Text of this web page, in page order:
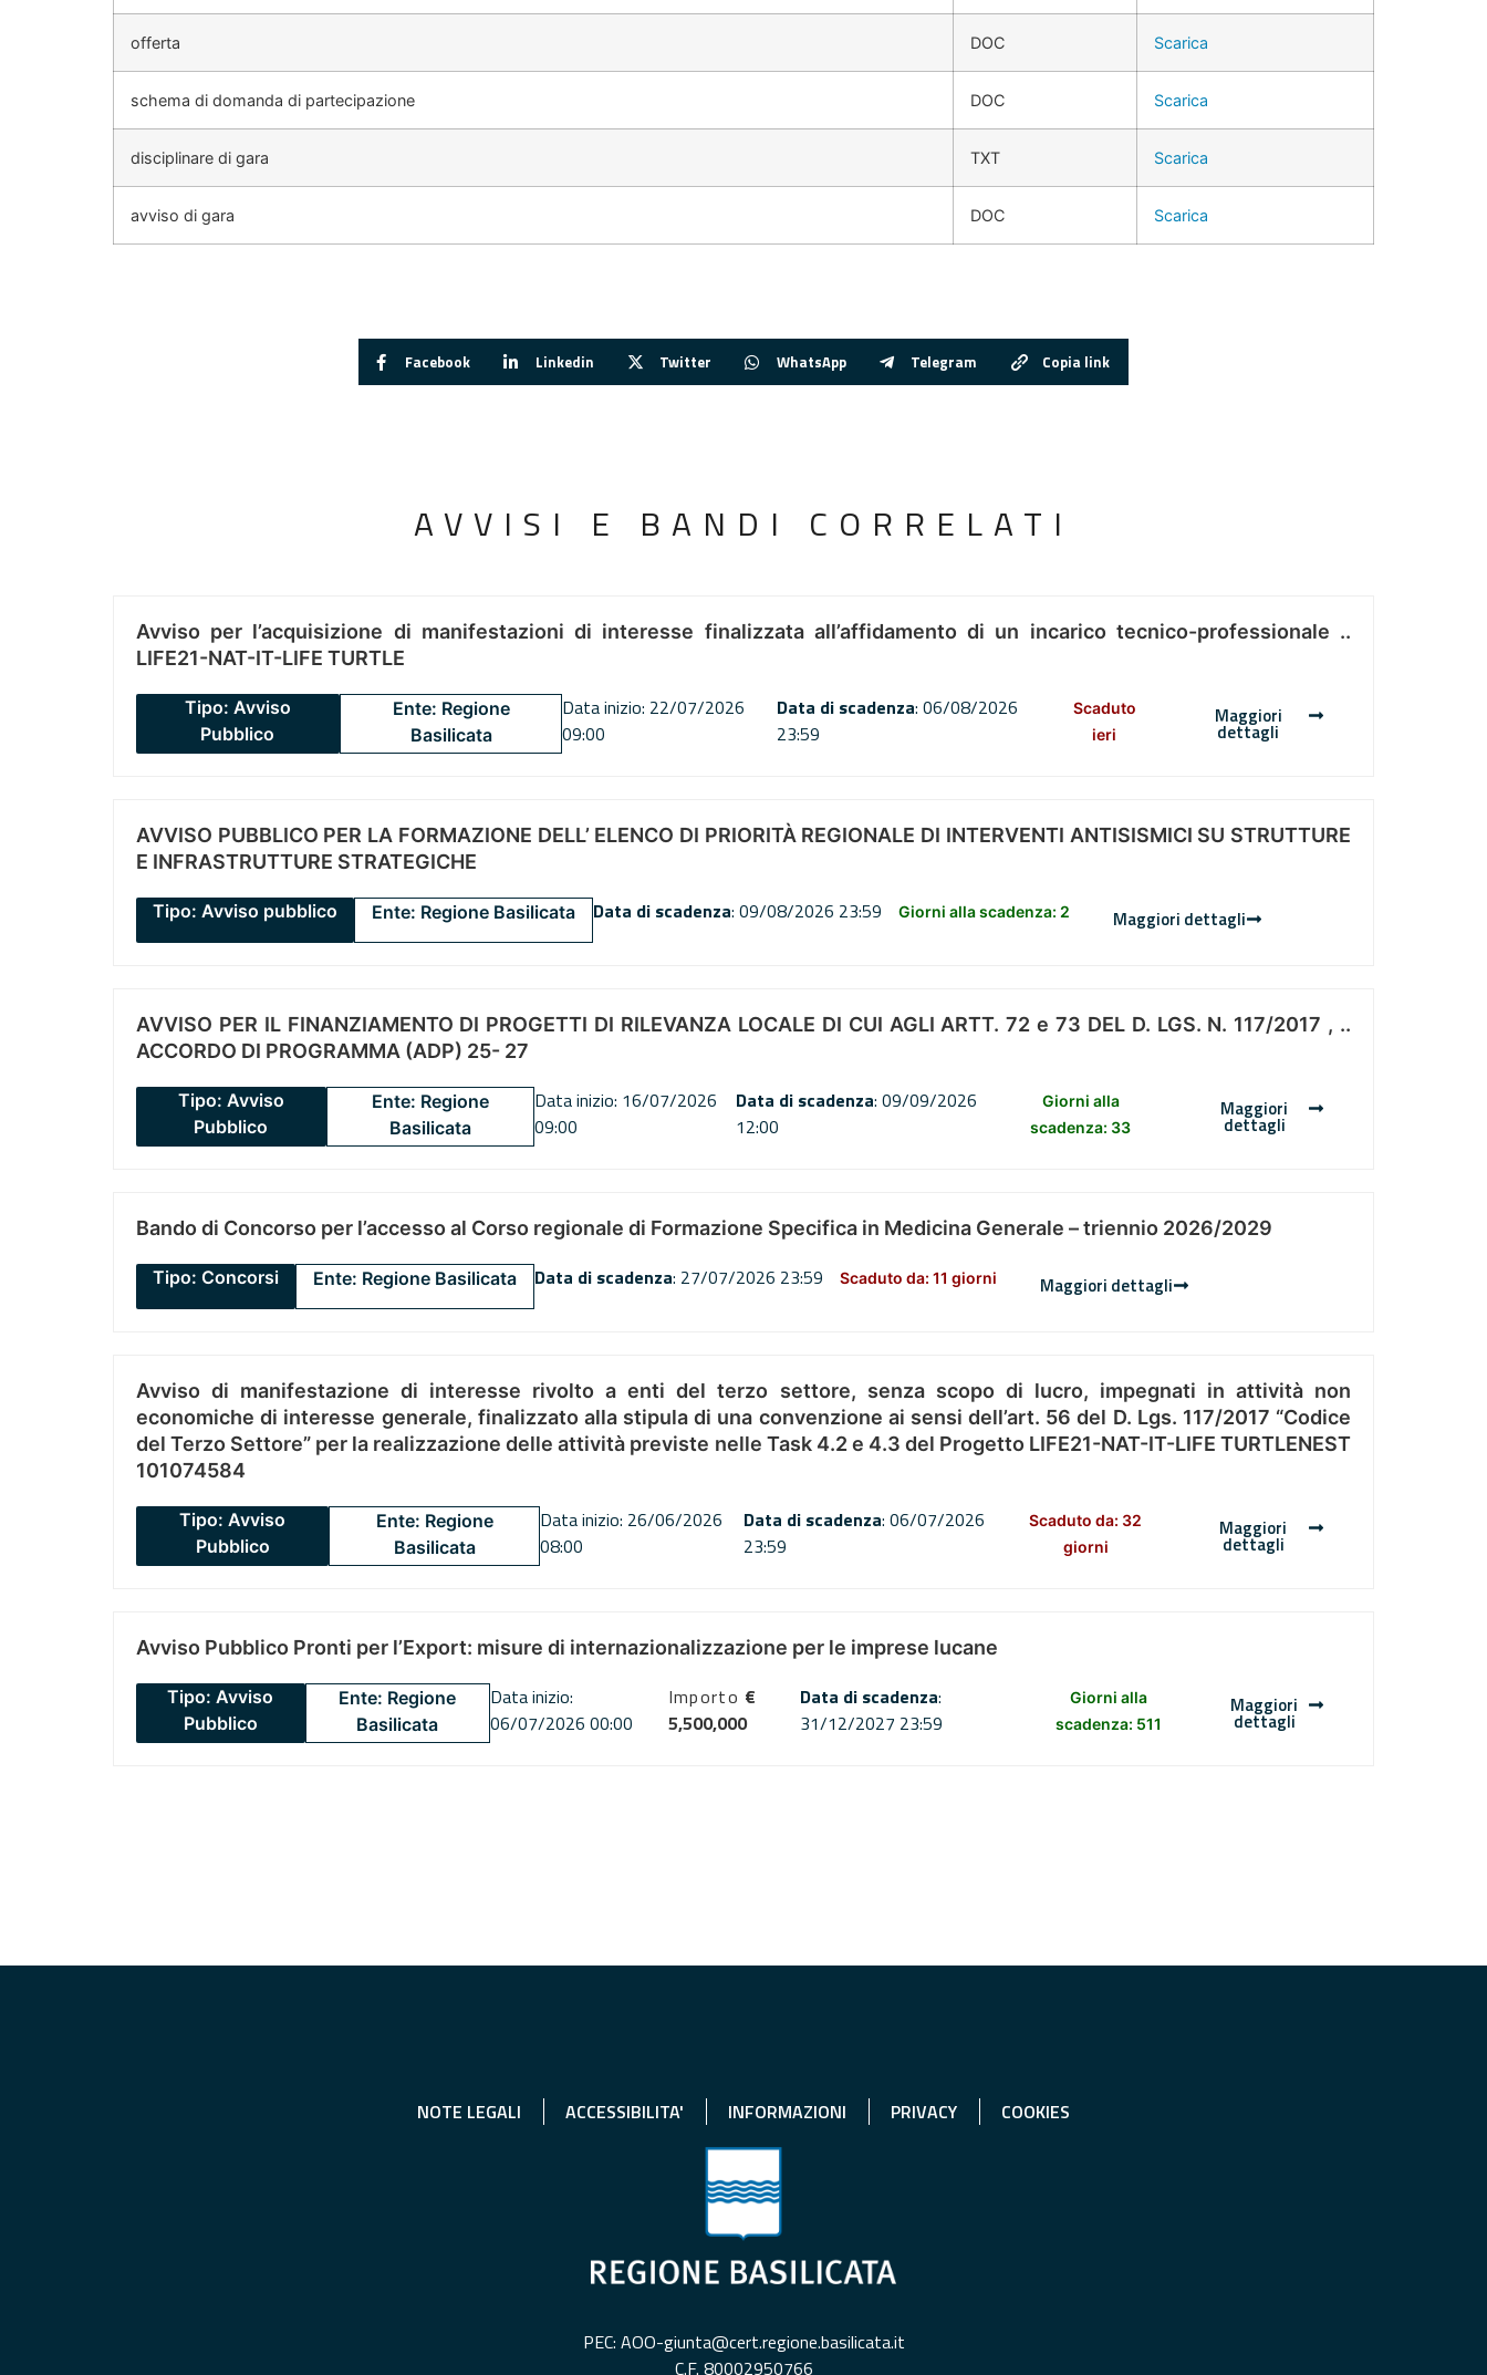
offerta DOC Scarica
schema di domanda di partecipazione DOC Scarica
disciplinare di gara TXT Scarica
avviso di gara DOC Scarica
Facebook Linkedin Twitter WhatsApp Telegram Copia link
AVVISI E BANDI CORRELATI
Avviso per l’acquisizione di manifestazioni di interesse finalizzata all’affidamento di un incarico tecnico-professionale ..
LIFE21-NAT-IT-LIFE TURTLE
Tipo: Avviso
Pubblico
Ente: Regione
Basilicata
Data inizio: 22/07/2026
09:00
Data di scadenza: 06/08/2026
23:59
Scaduto
ieri
Maggiori
dettagli
AVVISO PUBBLICO PER LA FORMAZIONE DELL’ ELENCO DI PRIORITÀ REGIONALE DI INTERVENTI ANTISISMICI SU STRUTTURE
E INFRASTRUTTURE STRATEGICHE
Tipo: Avviso pubblico Ente: Regione Basilicata Data di scadenza: 09/08/2026 23:59 Giorni alla scadenza: 2 Maggiori dettagli
AVVISO PER IL FINANZIAMENTO DI PROGETTI DI RILEVANZA LOCALE DI CUI AGLI ARTT. 72 e 73 DEL D. LGS. N. 117/2017 , ..
ACCORDO DI PROGRAMMA (ADP) 25- 27
Tipo: Avviso
Pubblico
Ente: Regione
Basilicata
Data inizio: 16/07/2026
09:00
Data di scadenza: 09/09/2026
12:00
Giorni alla
scadenza: 33
Maggiori
dettagli
Bando di Concorso per l’accesso al Corso regionale di Formazione Specifica in Medicina Generale – triennio 2026/2029
Tipo: Concorsi Ente: Regione Basilicata Data di scadenza: 27/07/2026 23:59 Scaduto da: 11 giorni Maggiori dettagli
Avviso di manifestazione di interesse rivolto a enti del terzo settore, senza scopo di lucro, impegnati in attività non
economiche di interesse generale, finalizzato alla stipula di una convenzione ai sensi dell’art. 56 del D. Lgs. 117/2017 “Codice
del Terzo Settore” per la realizzazione delle attività previste nelle Task 4.2 e 4.3 del Progetto LIFE21-NAT-IT-LIFE TURTLENEST
101074584
Tipo: Avviso
Pubblico
Ente: Regione
Basilicata
Data inizio: 26/06/2026
08:00
Data di scadenza: 06/07/2026
23:59
Scaduto da: 32
giorni
Maggiori
dettagli
Avviso Pubblico Pronti per l’Export: misure di internazionalizzazione per le imprese lucane
Tipo: Avviso
Pubblico
Ente: Regione
Basilicata
Data inizio:
06/07/2026 00:00
Importo €
5,500,000
Data di scadenza:
31/12/2027 23:59
Giorni alla
scadenza: 511
Maggiori
dettagli
NOTE LEGALI ACCESSIBILITA' INFORMAZIONI PRIVACY COOKIES
PEC: AOO-giunta@cert.regione.basilicata.it
C.F. 80002950766